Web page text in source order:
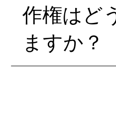
作権はど
ますか？